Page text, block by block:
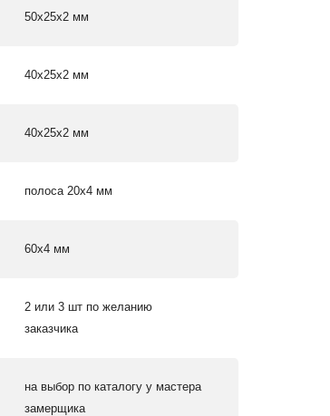
50х25х2 мм
40х25х2 мм
40х25х2 мм
полоса 20х4 мм
60х4 мм
2 или 3 шт по желанию
заказчика
на выбор по каталогу у мастера
замерщика